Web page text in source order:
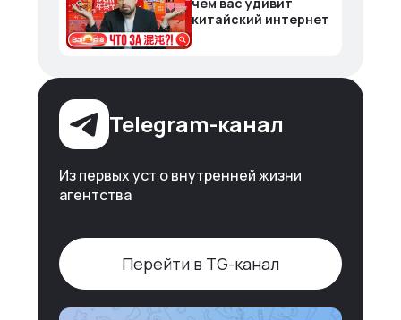
китайский интернет
Telegram-канал
Из первых уст о внутренней жизни
агентства
Перейти в TG-канал